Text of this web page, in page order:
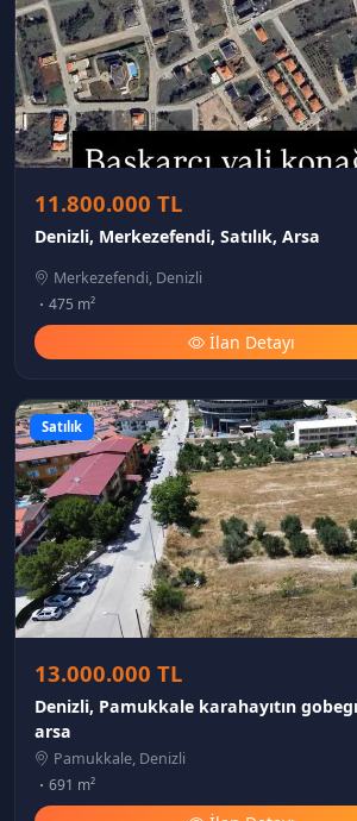
11.800.000 TL
Denizli, Merkezefendi, Satılık, Arsa
Merkezefendi, Denizli
475 m²
İlan Detayı
Satılık
13.000.000 TL
Denizli, Pamukkale karahayıtın
arsa
Pamukkale, Denizli
691 m²